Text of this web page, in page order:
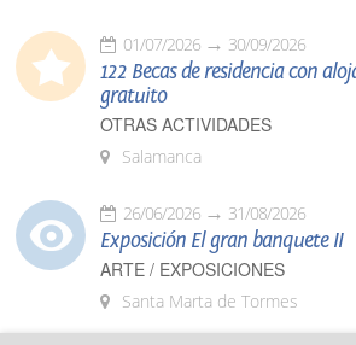
01/07/2026 30/09/2026
122 Becas de residencia con
gratuito
OTRAS ACTIVIDADES
Salamanca
26/06/2026 31/08/2026
Exposición El gran banquete II
ARTE / EXPOSICIONES
Santa Marta de Tormes